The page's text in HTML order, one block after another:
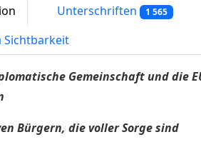
Unterschriften 1 565
Sichtbarkeit
Gemeinschaft und die
Bürgern, die voller Sorge sind